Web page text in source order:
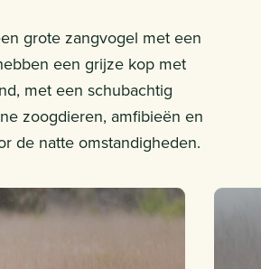
grote zangvogel met een
een grijze kop met
met een schubachtig
zoogdieren, amfibieën en
de natte omstandigheden.